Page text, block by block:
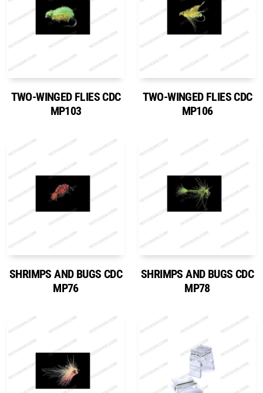
TWO-WINGED FLIES CDC
MP103
TWO-WINGED FLIES CDC
MP106
SHRIMPS AND BUGS CDC
MP76
SHRIMPS AND BUGS CDC
MP78